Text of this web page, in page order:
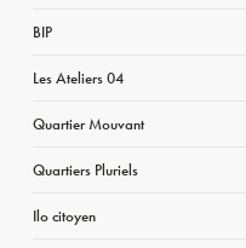
BIP
Les Ateliers 04
Quartier Mouvant
Quartiers Pluriels
Ilo citoyen